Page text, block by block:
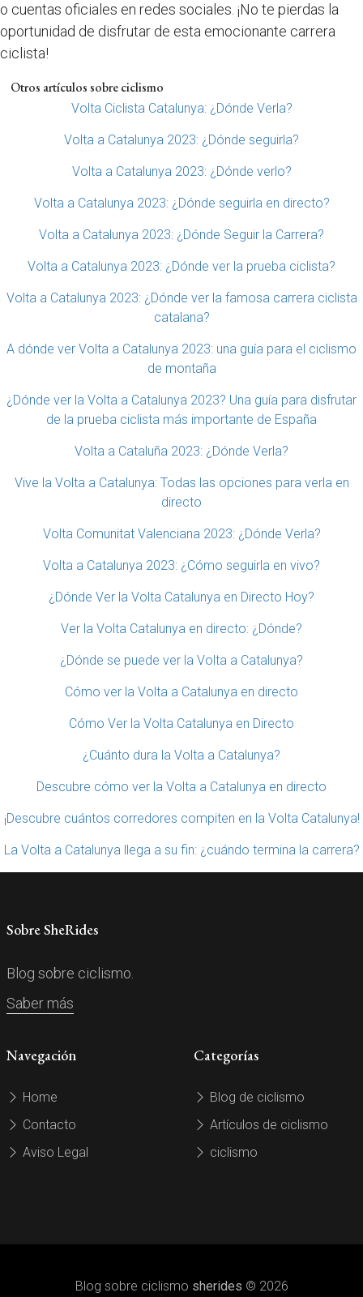
o cuentas oficiales en redes sociales. ¡No te pierdas la
oportunidad de disfrutar de esta emocionante carrera
ciclista!
Otros artículos sobre ciclismo
Volta Ciclista Catalunya: ¿Dónde Verla?
Volta a Catalunya 2023: ¿Dónde seguirla?
Volta a Catalunya 2023: ¿Dónde verlo?
Volta a Catalunya 2023: ¿Dónde seguirla en directo?
Volta a Catalunya 2023: ¿Dónde Seguir la Carrera?
Volta a Catalunya 2023: ¿Dónde ver la prueba ciclista?
Volta a Catalunya 2023: ¿Dónde ver la famosa carrera ciclista
catalana?
A dónde ver Volta a Catalunya 2023: una guía para el ciclismo
de montaña
¿Dónde ver la Volta a Catalunya 2023? Una guía para disfrutar
de la prueba ciclista más importante de España
Volta a Cataluña 2023: ¿Dónde Verla?
Vive la Volta a Catalunya: Todas las opciones para verla en
directo
Volta Comunitat Valenciana 2023: ¿Dónde Verla?
Volta a Catalunya 2023: ¿Cómo seguirla en vivo?
¿Dónde Ver la Volta Catalunya en Directo Hoy?
Ver la Volta Catalunya en directo: ¿Dónde?
¿Dónde se puede ver la Volta a Catalunya?
Cómo ver la Volta a Catalunya en directo
Cómo Ver la Volta Catalunya en Directo
¿Cuánto dura la Volta a Catalunya?
Descubre cómo ver la Volta a Catalunya en directo
¡Descubre cuántos corredores compiten en la Volta Catalunya!
La Volta a Catalunya llega a su fin: ¿cuándo termina la carrera?
Sobre SheRides
Blog sobre ciclismo.
Saber más
Navegación
Home
Contacto
Aviso Legal
Categorías
Blog de ciclismo
Artículos de ciclismo
ciclismo
Blog sobre ciclismo sherides © 2026